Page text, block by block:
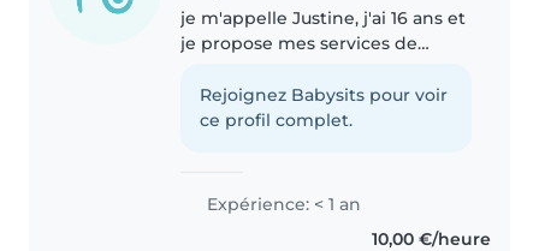
je m'appelle Justine, j'ai 16 ans et
je propose mes services de
l'expérience dans la garde
d'enfants. Je suis motivée,
Rejoignez Babysits pour voir
ce profil complet.
Expérience: < 1 an
10,00 €/heure